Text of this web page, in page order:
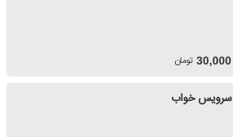
30,000 تومان
سرویس خواب